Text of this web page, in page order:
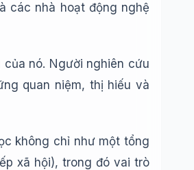
các nhà hoạt động nghệ
nó. Người nghiên cứu
quan niệm, thị hiếu và
không chỉ như một tổng
xã hội), trong đó vai trò